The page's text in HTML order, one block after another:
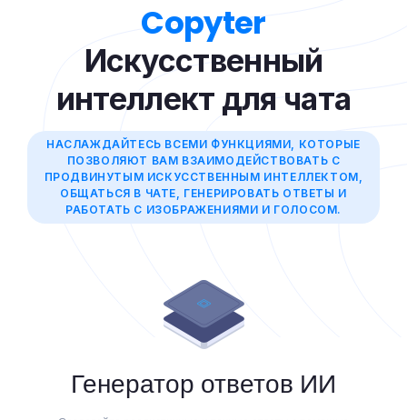
Copyter
Искусственный
интеллект для чата
НАСЛАЖДАЙТЕСЬ ВСЕМИ ФУНКЦИЯМИ, КОТОРЫЕ
ПОЗВОЛЯЮТ ВАМ ВЗАИМОДЕЙСТВОВАТЬ С
ПРОДВИНУТЫМ ИСКУССТВЕННЫМ ИНТЕЛЛЕКТОМ,
ОБЩАТЬСЯ В ЧАТЕ, ГЕНЕРИРОВАТЬ ОТВЕТЫ И
РАБОТАТЬ С ИЗОБРАЖЕНИЯМИ И ГОЛОСОМ.
Генератор ответов ИИ